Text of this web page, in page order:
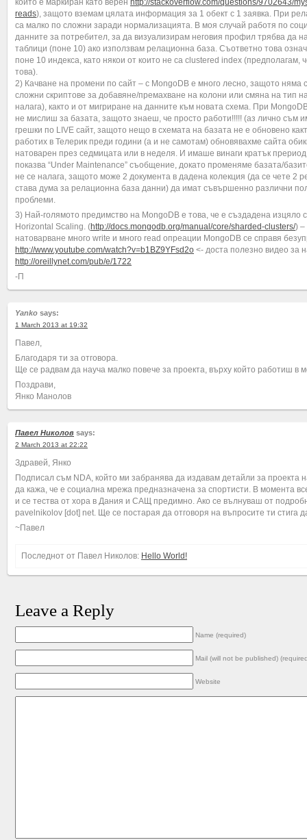
който е маркиран като верен http://stackoverflow.com/questions/9702643/
reads), защото вземам цялата информация за 1 обект с 1 заявка. При
са малко по сложни заради нормализацията. В моя случай работя по
данните за потребител, за да визуализирам неговия профил трябва да
таблици (поне 10) ако използвам релационна база. Съответно това
поне 10 индекса, като някои от които не са clustered index (предполагам,
това).
2) Качване на промени по сайт – с MongoDB е много лесно, защото няма
сложни скриптове за добавяне/премахване на колони или смяна на тип
налага), както и от мигриране на данните към новата схема. При
не мислиш за базата, защото знаеш, че просто работи!!!!! (аз лично съм
грешки по LIVE сайт, защото нещо в схемата на базата не е обновено
работих в Телерик преди години (а и не самотам) обновявахме сайта
натоварен през седмицата или в неделя. И имаше винаги кратък прериод
показва “Under Maintenance” съобщение, докато променяме базата/
не се налага, защото може 2 документа в дадена колекция (да се чете 2
става дума за релационна база данни) да имат съвършенно различни
проблеми.
3) Най-голямото предимство на MongoDB е това, че е създадена изцяло
Horizontal Scaling. (http://docs.mongodb.org/manual/core/sharded-clusters/) –
натоварване много write и много read опреации MongoDB се справя
http://www.youtube.com/watch?v=b1BZ9YFsd2o <- доста полезно видео за
http://oreillynet.com/pub/e/1722
-П
Yanko says:
1 March 2013 at 19:32
Павел,
Благодаря ти за отговора.
Ще се радвам да науча малко повече за проекта, върху който работиш в
Поздрави,
Янко Манолов
Павел Николов says:
2 March 2013 at 22:22
Здравей, Янко
Подписал съм NDA, който ми забранява да издавам детайли за проекта
да кажа, че е социална мрежа предназначена за спортисти. В момента
и се тества от хора в Дания и САЩ предимно. Ако се вълнуваш от
pavelnikolov [dot] net. Ще се постарая да отговоря на въпросите ти стига
~Павел
Последнот от Павел Николов: Hello World!
Leave a Reply
Name (required)
Mail (will not be published)
Website